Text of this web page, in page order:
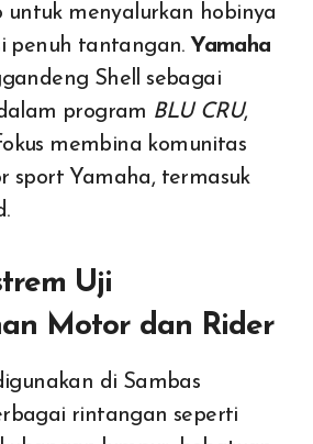
menyalurkan hobinya
penuh tantangan. Yamaha
Shell sebagai
program BLU CRU,
membina komunitas
sport Yamaha, termasuk
Uji
Motor dan Rider
di Sambas
rintangan seperti